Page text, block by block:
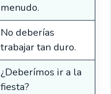
menudo.
No deberías
trabajar tan duro.
¿Deberímos ir a la
fiesta?